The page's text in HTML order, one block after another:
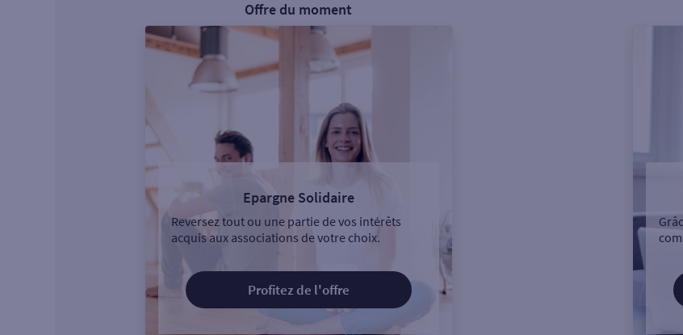
Offre du moment
Epargne Solidaire
Reversez tout ou une partie de vos intérêts
acquis aux associations de votre choix.
Profitez de l'offre